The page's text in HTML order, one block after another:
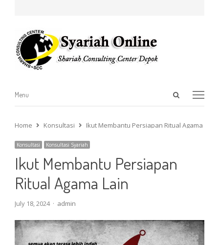
Open
Menu
Menu
Home Konsultasi Ikut Membantu Persiapan Ritual Agama Lain
Konsultasi Konsultasi Syariah
Ikut Membantu Persiapan
Ritual Agama Lain
July 18, 2024 Author
admin